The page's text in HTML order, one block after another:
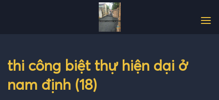
thi công biệt thự hiện dại ở
nam định (18)